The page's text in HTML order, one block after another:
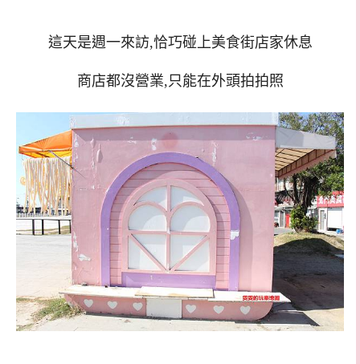
這天是週一來訪,恰巧碰上美食街店家休息
商店都沒營業,只能在外頭拍拍照